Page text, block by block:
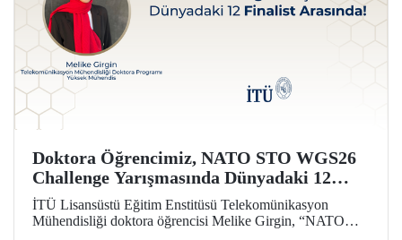
Doktora Öğrencimiz, NATO STO WGS26
Challenge Yarışmasında Dünyadaki 12
Finalist Arasında!
İTÜ Lisansüstü Eğitim Enstitüsü Telekomünikasyon
Mühendisliği doktora öğrencisi Melike Girgin, “NATO